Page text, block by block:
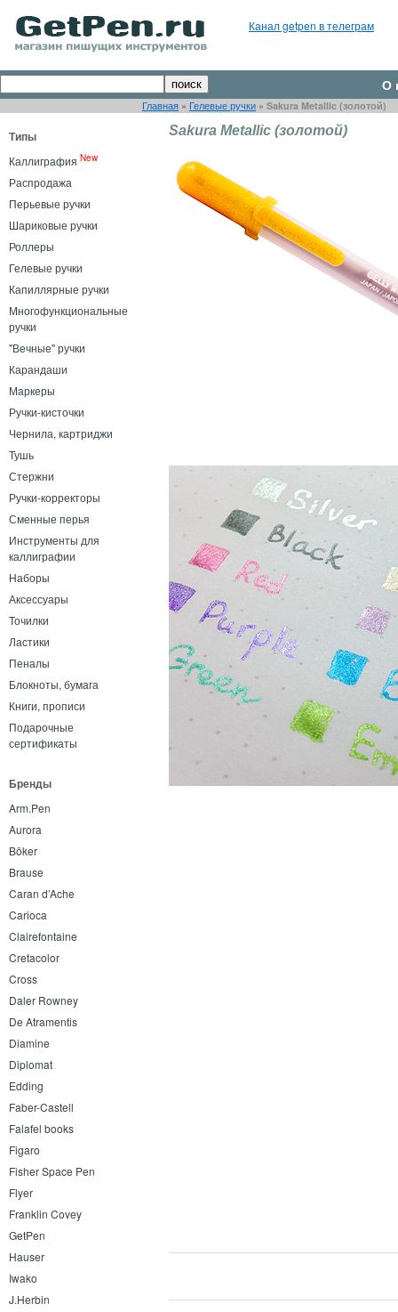
Канал getpen в телеграм
О
Главная » Гелевые ручки » Sakura Metallic (золотой)
Типы
Каллиграфия New
Распродажа
Перьевые ручки
Шариковые ручки
Роллеры
Гелевые ручки
Капиллярные ручки
Многофункциональные
ручки
"Вечные" ручки
Карандаши
Маркеры
Ручки-кисточки
Чернила, картриджи
Тушь
Стержни
Ручки-корректоры
Сменные перья
Инструменты для
каллиграфии
Наборы
Аксессуары
Точилки
Ластики
Пеналы
Блокноты, бумага
Книги, прописи
Подарочные
сертификаты
Бренды
Arm.Pen
Aurora
Böker
Brause
Caran d’Ache
Carioca
Clairefontaine
Cretacolor
Cross
Daler Rowney
De Atramentis
Diamine
Diplomat
Edding
Faber-Castell
Falafel books
Figaro
Fisher Space Pen
Flyer
Franklin Covey
GetPen
Hauser
Iwako
J.Herbin
Sakura Metallic (золотой)